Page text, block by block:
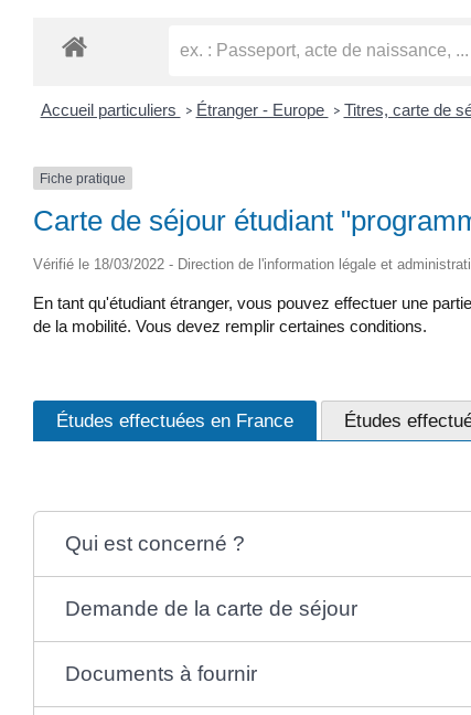
Accueil particuliers > Étranger - Europe > Titres, carte de
Fiche pratique
Carte de séjour étudiant
Vérifié le 18/03/2022 - Direction de l'information légale et
En tant qu'étudiant étranger, vous pouvez effectuer une
de la mobilité. Vous devez remplir certaines conditions.
Études effectuées en France Études
Qui est concerné ?
Demande de la carte de séjour
Documents à fournir